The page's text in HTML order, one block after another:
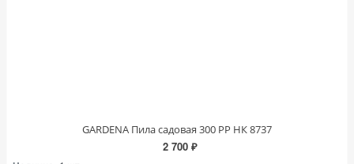
GARDENA Пила садовая 300 PP НК 8737
2 700 ₽